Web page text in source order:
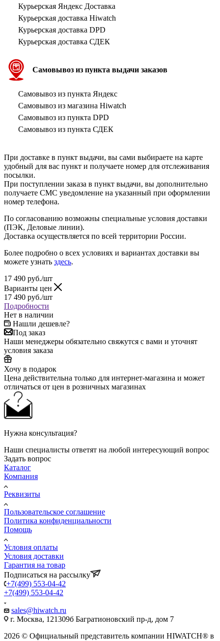
Курьерская Яндекс Доставка
Курьерская доставка Hiwatch
Курьерская доставка DPD
Курьерская доставка СДЕК
Самовывоз из пункта выдачи заказов
Самовывоз из пункта Яндекс
Самовывоз из магазина Hiwatch
Самовывоз из пункта DPD
Самовывоз из пункта СДЕК
При доставке в пункт выдачи, вы сами выбираете на карте
удобный для вас пункт и получаете номер для отслеживания
посылки.
При поступлении заказа в пункт выдачи, вы дополнительно
получаете СМС уведомление на указанный при оформлении
номер телефона.
По согласованию возможны специальные условия доставки
(ПЭК, Деловые линии).
Доставка осуществляется по всей территории России.
Более подробно о всех условиях и вариантах доставки вы
можете узнать здесь.
17 490 руб./шт
Варианты цен
17 490 руб./шт
Подробности
Нет в наличии
Нашли дешевле?
Под заказ
Наши менеджеры обязательно свяжутся с вами и уточнят
условия заказа
Хочу в подарок
Цена действительна только для интернет-магазина и может
отличаться от цен в розничных магазинах
Нужна консультация?
Наши специалисты ответят на любой интересующий вопрос
Задать вопрос
Каталог
Компания
Реквизиты
Пользовательское соглашение
Политика конфиденциальности
Помощь
Условия оплаты
Условия доставки
Гарантия на товар
Подписаться на рассылку
+7(499) 553-04-42
+7(499) 553-04-42
sales@hiwatch.ru
г. Москва, 121309б Багратионовский пр-д, дом 7
2026 © Официальный представитель компании HIWATCH® в